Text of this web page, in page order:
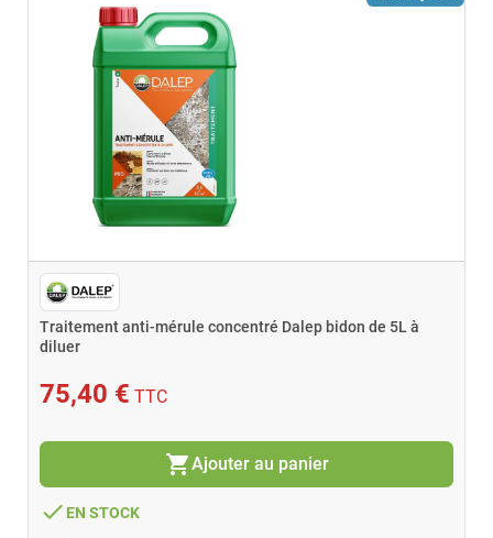
Traitement anti-mérule concentré Dalep bidon de 5L à
diluer
75,40 € TTC
shopping_cartAjouter au panier
done EN STOCK